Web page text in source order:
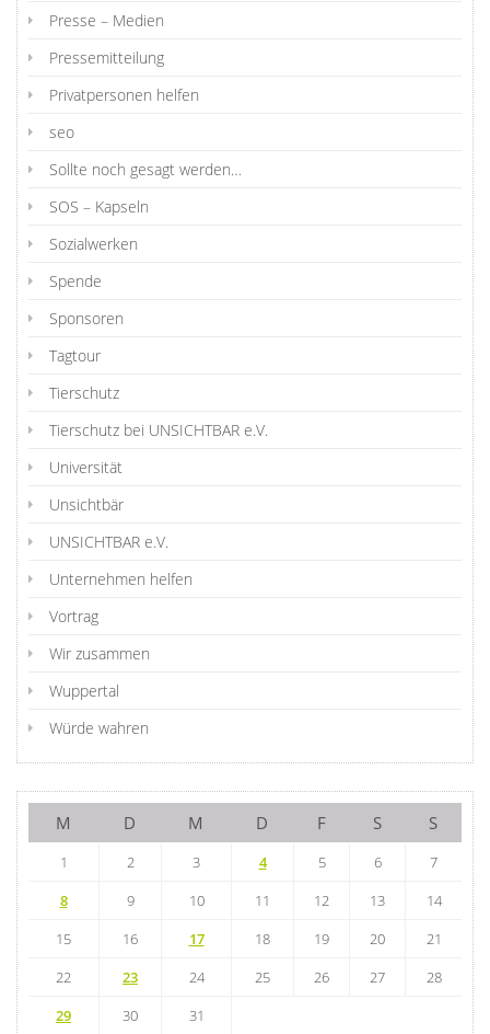
Presse – Medien
Pressemitteilung
Privatpersonen helfen
seo
Sollte noch gesagt werden…
SOS – Kapseln
Sozialwerken
Spende
Sponsoren
Tagtour
Tierschutz
Tierschutz bei UNSICHTBAR e.V.
Universität
Unsichtbär
UNSICHTBAR e.V.
Unternehmen helfen
Vortrag
Wir zusammen
Wuppertal
Würde wahren
M D M D F S S
1 2 3 4 5 6
7
8
9 10 11 12 13
14
15
16 17 18 19 20
21
22
23 24 25 26 27
28
29
30 31